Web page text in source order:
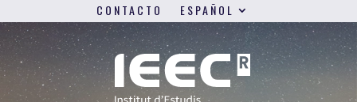
CONTACTO ESPAÑOL